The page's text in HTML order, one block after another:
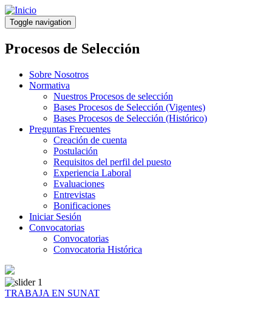
Pasar
al
contenido
principal
Toggle navigation
Procesos de Selección
Sobre Nosotros
Normativa
Nuestros Procesos de selección
Bases Procesos de Selección (Vigentes)
Bases Procesos de Selección (Histórico)
Preguntas Frecuentes
Creación de cuenta
Postulación
Requisitos del perfil del puesto
Experiencia Laboral
Evaluaciones
Entrevistas
Bonificaciones
Iniciar Sesión
Convocatorias
Convocatorias
Convocatoria Histórica
TRABAJA EN SUNAT